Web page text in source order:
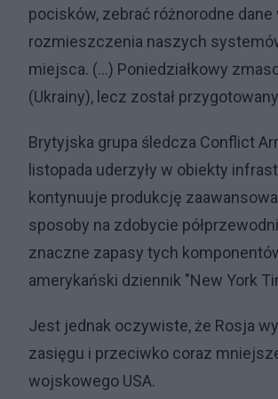
pocisków, zebrać różnorodne
rozmieszczenia naszych
miejsca. (...) Poniedziałkowy
(Ukrainy), lecz został
Brytyjska grupa śledcza Conflict
listopada uderzyły w obiekty
kontynuuje produkcję
sposoby na zdobycie
znaczne zapasy tych
amerykański dziennik "New York
Jest jednak oczywiste, że Rosja
zasięgu i przeciwko coraz
wojskowego USA.